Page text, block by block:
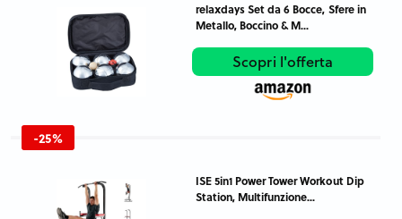
relaxdays Set da 6 Bocce, Sfere in
Metallo, Boccino & M...
Scopri l'offerta
-25%
ISE 5in1 Power Tower Workout Dip
Station, Multifunzione...